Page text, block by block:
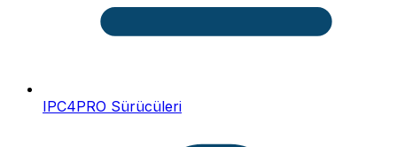
IPC4PRO Sürücüleri